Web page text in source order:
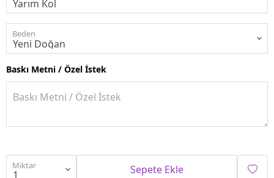
Beden
Baskı Metni / Özel İstek
Miktar Sepete Ekle